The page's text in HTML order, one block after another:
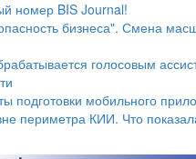
номер BIS Journal!
бизнеса". Смена
голосовым
подготовки мобильного
периметра КИИ. Что